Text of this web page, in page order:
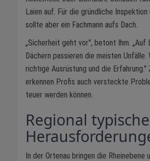
Laien auf. Für die gründliche Inspektion
sollte aber ein Fachmann aufs Dach.
„Sicherheit geht vor", betont Ihm. „Auf
Dächern passieren die meisten Unfälle.
richtige Ausrüstung und die Erfahrung."
erkennen Profis auch versteckte
teuer werden können.
Regional typische
In der Ortenau bringen die Rheinebene